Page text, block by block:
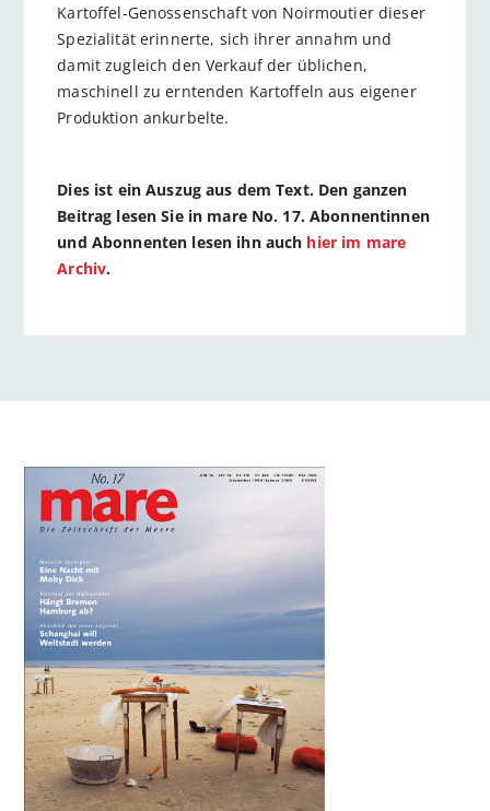
Kartoffel-Genossenschaft von Noirmoutier dieser
Spezialität erinnerte, sich ihrer annahm und
damit zugleich den Verkauf der üblichen,
maschinell zu erntenden Kartoffeln aus eigener
Produktion ankurbelte.
Dies ist ein Auszug aus dem Text. Den ganzen
Beitrag lesen Sie in mare No. 17. Abonnentinnen
und Abonnenten lesen ihn auch hier im mare
Archiv.